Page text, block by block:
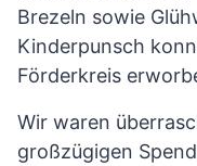
Brezeln sowie
Kinderpunsch
Förderkreis
Wir waren
großzügigen